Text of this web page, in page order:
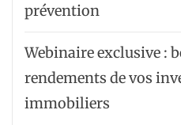
prévention
Webinaire exclusive :
rendements de vos
immobiliers